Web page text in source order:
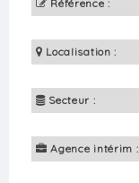
Référence :
Localisation :
Secteur :
Agence intérim :